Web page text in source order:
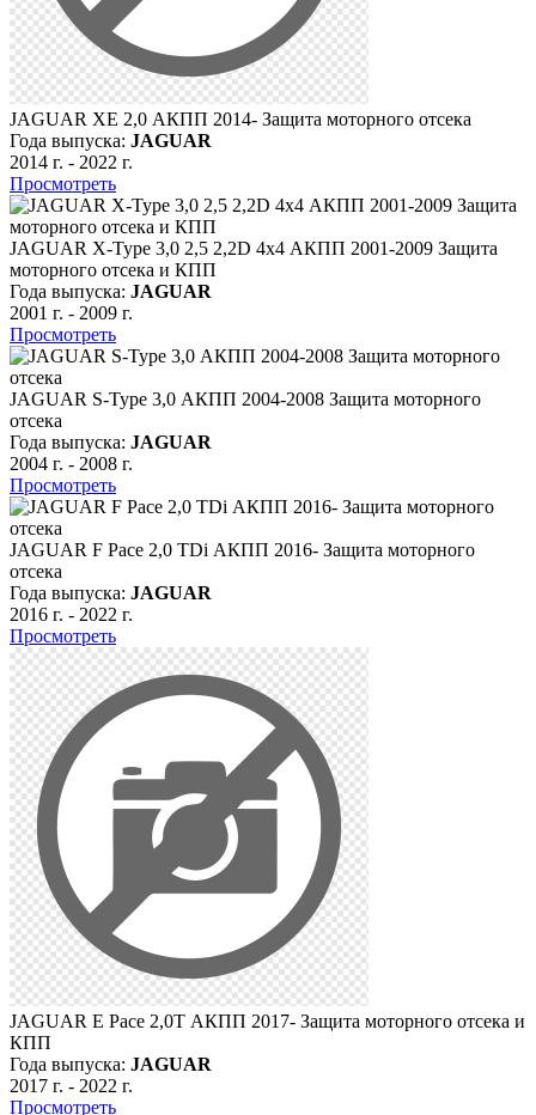
JAGUAR XE 2,0 АКПП 2014- Защита моторного отсека
Года выпуска: JAGUAR
2014 г. - 2022 г.
Просмотреть
JAGUAR X-Type 3,0 2,5 2,2D 4х4 АКПП 2001-2009 Защита
моторного отсека и КПП
Года выпуска: JAGUAR
2001 г. - 2009 г.
Просмотреть
JAGUAR S-Type 3,0 АКПП 2004-2008 Защита моторного
отсека
Года выпуска: JAGUAR
2004 г. - 2008 г.
Просмотреть
JAGUAR F Pace 2,0 TDi АКПП 2016- Защита моторного
отсека
Года выпуска: JAGUAR
2016 г. - 2022 г.
Просмотреть
JAGUAR E Pace 2,0Т АКПП 2017- Защита моторного отсека и
КПП
Года выпуска: JAGUAR
2017 г. - 2022 г.
Просмотреть